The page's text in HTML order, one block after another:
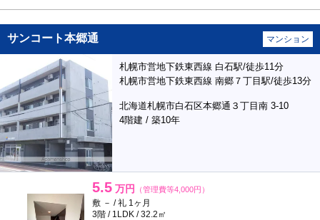
サンコート本郷通 マンション
札幌市営地下鉄東西線 白石駅/徒歩11分
札幌市営地下鉄東西線 南郷７丁目駅/徒歩13分
北海道札幌市白石区本郷通３丁目南 3-10
4階建 / 築10年
5.5 万円 （管理費等4,000円）
敷 － / 礼 1ヶ月
3階 / 1LDK / 32.2㎡